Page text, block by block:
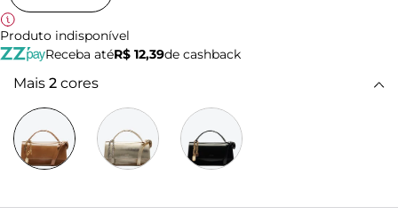
Produto indisponível
Receba atéR$ 12,39de cashback
Mais 2 cores